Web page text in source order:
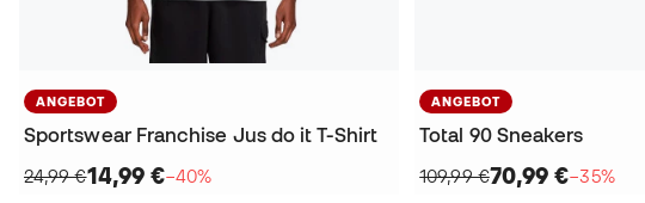
ANGEBOT
Sportswear Franchise Jus do it T-Shirt
24,99 €14,99 €−40%
ANGEBOT
Total 90 Sneakers
109,99 €70,99 €−35%